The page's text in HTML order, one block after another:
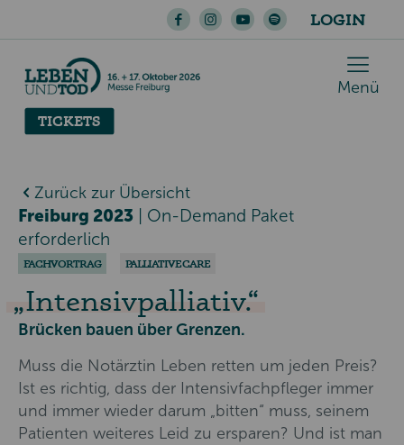
LOGIN
TICKETS
Menü
Zurück zur Übersicht
Freiburg 2023
On-Demand Paket
erforderlich
FACHVORTRAG PALLIATIVE CARE
Intensivpalliativ.
Brücken bauen über Grenzen.
Muss die Notärztin Leben retten um jeden Preis?
Ist es richtig, dass der Intensivfachpfleger immer
und immer wieder darum „bitten“ muss, seinem
Patienten weiteres Leid zu ersparen? Und ist man